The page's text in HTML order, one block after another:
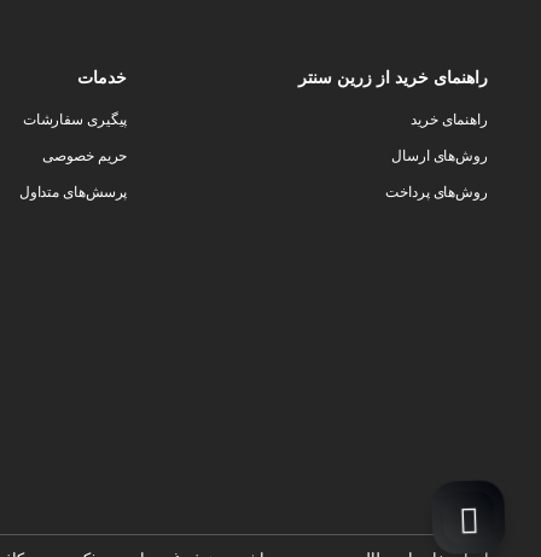
راهنمای خرید از زرین سنتر
راهنمای خرید
روش‌های ارسال
روش‌های پرداخت
خدمات
پیگیری سفارشات
حریم خصوصی
پرسش‌های متداول